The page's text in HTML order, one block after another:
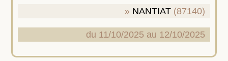
NANTIAT (87140)
du 11/10/2025 au 12/10/2025